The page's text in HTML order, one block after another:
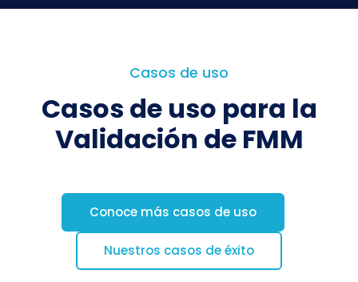
Casos de uso
Casos de uso para la
Validación de FMM
Conoce más casos de uso
Nuestros casos de éxito